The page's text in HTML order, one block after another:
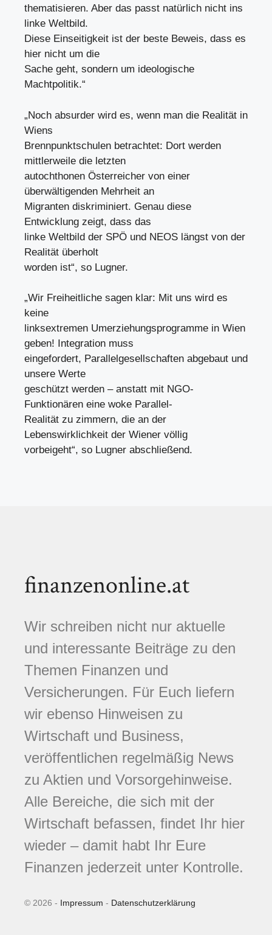
thematisieren. Aber das passt natürlich nicht ins
linke Weltbild.
Diese Einseitigkeit ist der beste Beweis, dass es
hier nicht um die
Sache geht, sondern um ideologische
Machtpolitik.“
„Noch absurder wird es, wenn man die Realität in
Wiens
Brennpunktschulen betrachtet: Dort werden
mittlerweile die letzten
autochthonen Österreicher von einer
überwältigenden Mehrheit an
Migranten diskriminiert. Genau diese
Entwicklung zeigt, dass das
linke Weltbild der SPÖ und NEOS längst von der
Realität überholt
worden ist“, so Lugner.
„Wir Freiheitliche sagen klar: Mit uns wird es
keine
linksextremen Umerziehungsprogramme in Wien
geben! Integration muss
eingefordert, Parallelgesellschaften abgebaut und
unsere Werte
geschützt werden – anstatt mit NGO-
Funktionären eine woke Parallel-
Realität zu zimmern, die an der
Lebenswirklichkeit der Wiener völlig
vorbeigeht“, so Lugner abschließend.
finanzenonline.at
Wir schreiben nicht nur aktuelle
und interessante Beiträge zu den
Themen Finanzen und
Versicherungen. Für Euch liefern
wir ebenso Hinweisen zu
Wirtschaft und Business,
veröffentlichen regelmäßig News
zu Aktien und Vorsorgehinweise.
Alle Bereiche, die sich mit der
Wirtschaft befassen, findet Ihr hier
wieder – damit habt Ihr Eure
Finanzen jederzeit unter Kontrolle.
© 2026 - Impressum - Datenschutzerklärung